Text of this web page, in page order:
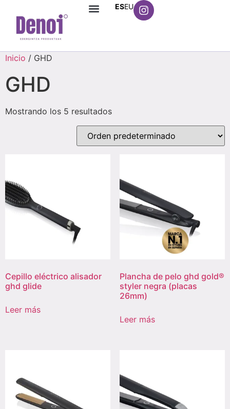
ESEU
Inicio / GHD
GHD
Mostrando los 5 resultados
Cepillo eléctrico alisador
ghd glide
Leer más
Plancha de pelo ghd gold®
styler negra (placas
26mm)
Leer más